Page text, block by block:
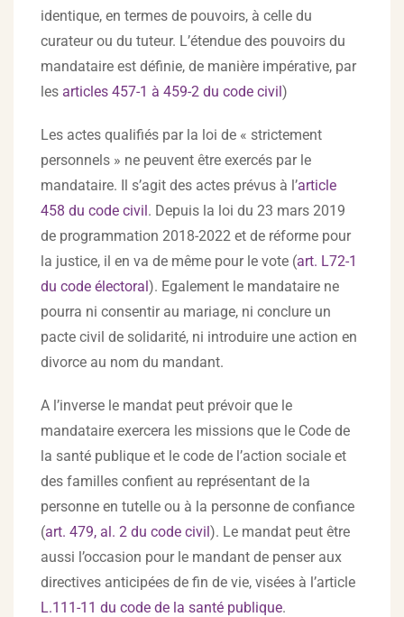
identique, en termes de pouvoirs, à celle du
curateur ou du tuteur. L’étendue des pouvoirs du
mandataire est définie, de manière impérative, par
les articles 457-1 à 459-2 du code civil)
Les actes qualifiés par la loi de « strictement
personnels » ne peuvent être exercés par le
mandataire. Il s’agit des actes prévus à l’article
458 du code civil. Depuis la loi du 23 mars 2019
de programmation 2018-2022 et de réforme pour
la justice, il en va de même pour le vote (art. L72-1
du code électoral). Egalement le mandataire ne
pourra ni consentir au mariage, ni conclure un
pacte civil de solidarité, ni introduire une action en
divorce au nom du mandant.
A l’inverse le mandat peut prévoir que le
mandataire exercera les missions que le Code de
la santé publique et le code de l’action sociale et
des familles confient au représentant de la
personne en tutelle ou à la personne de confiance
(art. 479, al. 2 du code civil). Le mandat peut être
aussi l’occasion pour le mandant de penser aux
directives anticipées de fin de vie, visées à l’article
L.111-11 du code de la santé publique.